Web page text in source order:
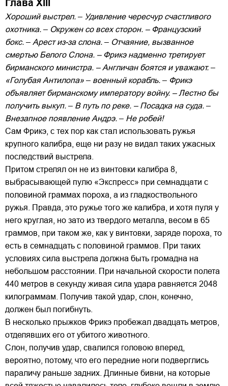
Глава XIII
Хороший выстрел. – Удивление чересчур счастливого
охотника. – Окружен со всех сторон. – Французский
бокс. – Арест из-за слона. – Отчаяние, вызванное
смертью Белого Слона. – Фрикэ надменно третирует
бирманского министра. – Англичан боятся и уважают. –
«Голубая Антилопа» – военный корабль. – Фрикэ
объявляет бирманскому императору войну. – Лестно бы
получить выкуп. – В путь по реке. – Посадка на суда. –
Внезапное появление Андрэ. – Не робей!
Сам Фрикэ, с тех пор как стал использовать ружья
крупного калибра, еще ни разу не видал таких ужасных
последствий выстрела.
Притом стрелял он не из винтовки калибра 8,
выбрасывающей пулю «Экспресс» при семнадцати с
половиной граммах пороха, а из гладкоствольного
ружья. Правда, это ружье того же калибра, и хотя пуля у
него круглая, но зато из твердого металла, весом в 65
граммов, при таком же, как у винтовки, заряде пороха, то
есть в семнадцать с половиной граммов. При таких
условиях сила выстрела должна быть громадна на
небольшом расстоянии. При начальной скорости полета
440 метров в секунду живая сила удара равняется 2048
килограммам. Получив такой удар, слон, конечно,
должен был погибнуть.
В несколько прыжков Фрикэ пробежал двадцать метров,
отделявших его от убитого животного.
Слон, получив удар, свалился головою вперед,
вероятно, потому, что его передние ноги подверглись
параличу раньше задних. Длинные бивни, на которые